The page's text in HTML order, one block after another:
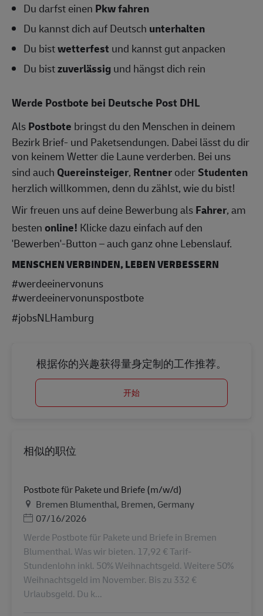
Du darfst einen Pkw fahren
Du kannst dich auf Deutsch unterhalten
Du bistwetterfest und kannst gut anpacken
Du bistzuverlässigund hängst dich rein
Werde Postbote bei Deutsche Post DHL
AlsPostbote bringst du den Menschen in deinem
Bezirk Brief- und Paketsendungen. Dabei lässt du dir
von keinem Wetter die Laune verderben. Bei uns
sind auch Quereinsteiger, RentneroderStudenten
herzlich willkommen, denn du zählst, wie du bist!
Wir freuen uns auf deine Bewerbung alsFahrer, am
bestenonline! Klicke dazu einfach auf den
'Bewerben'-Button – auch ganz ohne Lebenslauf.
MENSCHEN VERBINDEN, LEBEN VERBESSERN
#werdeeinervonuns
#werdeeinervonunspostbote
#jobsNLHamburg
根据你的兴趣获得量身定制的工作推荐。
开始
相似的职位
Postbote für Pakete und Briefe (m/w/d)
地点Bremen Blumenthal, Bremen, Germany
Posted Date
07/16/2026
Werde Postbote für Pakete und Briefe in Bremen
Blumenthal. Was wir bieten. 17,92 € Tarif-
Stundenlohn inkl. 50% Weihnachtsgeld. Weitere 50%
Weihnachtsgeld im November. Bis zu 332 €
Urlaubsgeld. Du k...